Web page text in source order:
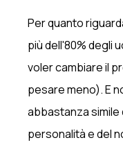
Per quanto
più dell'80% degli
voler cambiare il
pesare meno). E
abbastanza
personalità e del